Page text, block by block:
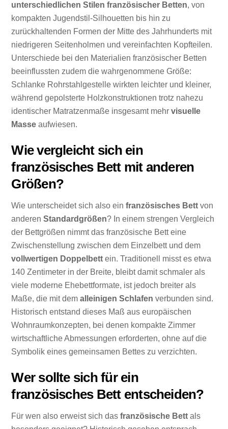
unterschiedlichen Stilen französischer Betten, von
kompakten Jugendstil-Silhouetten bis hin zu
zurückhaltenden Formen der Mitte des Jahrhunderts mit
niedrigeren Seitenholmen und vereinfachten Kopfteilen.
Unterschiede bei den Materialien französischer Betten
beeinflussten zudem die wahrgenommene Größe:
Schlanke Rohrstahlgestelle wirkten leichter und kleiner,
während gepolsterte Holzkonstruktionen trotz nahezu
identischer Matratzenmaße insgesamt mehrvisuelle
Masse aufwiesen.
Wie vergleicht sich ein
französisches Bett mit anderen
Größen?
Wie unterscheidet sich also einfranzösisches Bett von
anderenStandardgrößen? In einem strengen Vergleich
der Bettgrößen nimmt das französische Bett eine
Zwischenstellung zwischen dem Einzelbett und dem
vollwertigen Doppelbett ein. Traditionell misst es etwa
140 Zentimeter in der Breite, bleibt damit schmaler als
viele moderne Ehebettformate, ist jedoch breiter als
Maße, die mit demalleinigen Schlafen verbunden sind.
Historisch entstand dieses Maß aus europäischen
Wohnraumkonzepten, bei denen kompakte Zimmer
wirtschaftliche Abmessungen erforderten, ohne auf die
Symbolik eines gemeinsamen Bettes zu verzichten.
Wer sollte sich für ein
französisches Bett entscheiden?
Für wen also erweist sich dasfranzösische Bett als